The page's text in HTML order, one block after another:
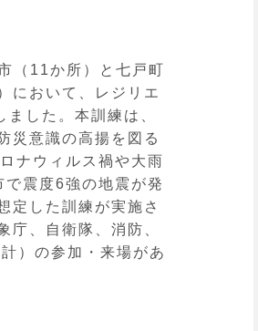
（11か所）と七戸町
において、レジリエ
した。本訓練は、
災意識の高揚を図る
ナウィルス禍や大雨
震度6強の地震が発
定した訓練が実施さ
庁、自衛隊、消防、
）の参加・来場があ